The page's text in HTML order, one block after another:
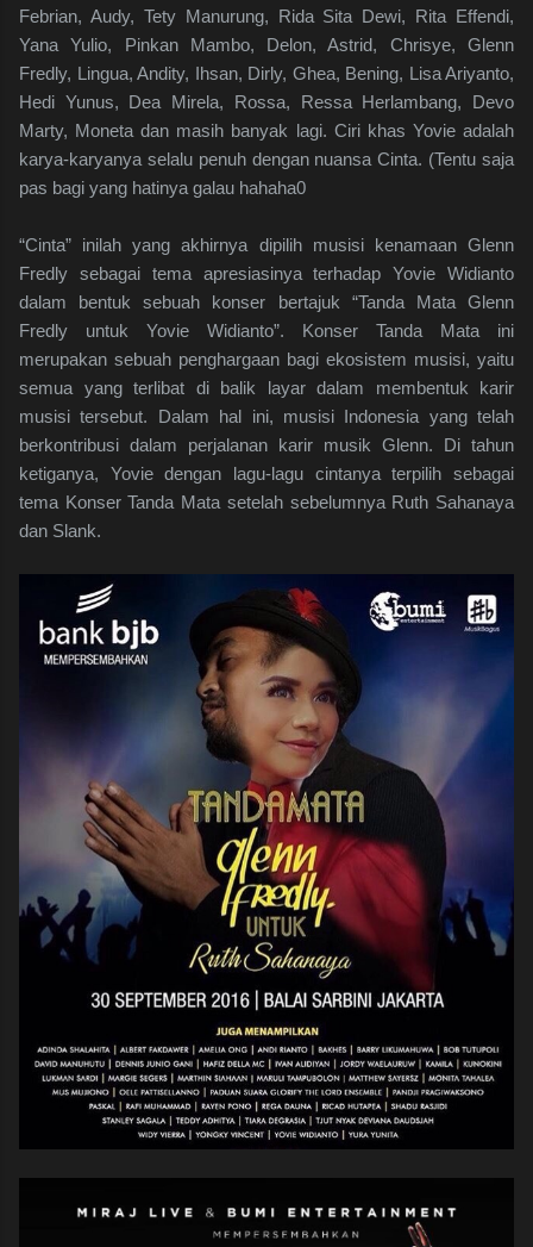
Febrian, Audy, Tety Manurung, Rida Sita Dewi, Rita Effendi,
Yana Yulio, Pinkan Mambo, Delon, Astrid, Chrisye, Glenn
Fredly, Lingua, Andity, Ihsan, Dirly, Ghea, Bening, Lisa Ariyanto,
Hedi Yunus, Dea Mirela, Rossa, Ressa Herlambang, Devo
Marty, Moneta dan masih banyak lagi. Ciri khas Yovie adalah
karya-karyanya selalu penuh dengan nuansa Cinta. (Tentu saja
pas bagi yang hatinya galau hahaha0
“Cinta” inilah yang akhirnya dipilih musisi kenamaan Glenn
Fredly sebagai tema apresiasinya terhadap Yovie Widianto
dalam bentuk sebuah konser bertajuk “Tanda Mata Glenn
Fredly untuk Yovie Widianto”. Konser Tanda Mata ini
merupakan sebuah penghargaan bagi ekosistem musisi, yaitu
semua yang terlibat di balik layar dalam membentuk karir
musisi tersebut. Dalam hal ini, musisi Indonesia yang telah
berkontribusi dalam perjalanan karir musik Glenn. Di tahun
ketiganya, Yovie dengan lagu-lagu cintanya terpilih sebagai
tema Konser Tanda Mata setelah sebelumnya Ruth Sahanaya
dan Slank.